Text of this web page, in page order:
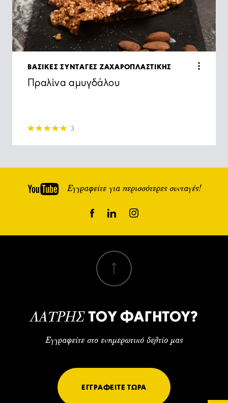
ΒΑΣΙΚΕΣ ΣΥΝΤΑΓΕΣ ΖΑΧΑΡΟΠΛΑΣΤΙΚΗΣ
Πραλίνα αμυγδάλου
3
Εγγραφείτε για περισσότερες συνταγές!
ΛΑΤΡΗΣΤΟΥ ΦΑΓΗΤΟΥ?
Εγγραφείτε στο ενημερωτικό δελτίο μας
ΕΓΓΡΑΦΕΙΤΕ ΤΩΡΑ